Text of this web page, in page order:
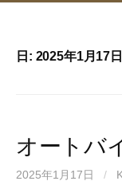
日: 2025年1月17日
オートバ
2025年1月17日 /